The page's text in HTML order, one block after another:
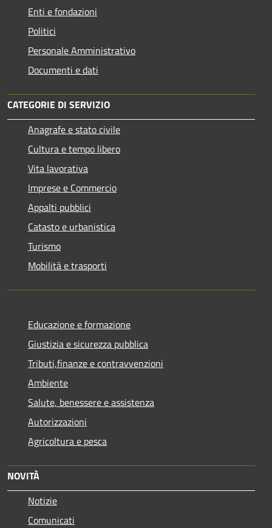
Enti e fondazioni
Politici
Personale Amministrativo
Documenti e dati
CATEGORIE DI SERVIZIO
Anagrafe e stato civile
Cultura e tempo libero
Vita lavorativa
Imprese e Commercio
Appalti pubblici
Catasto e urbanistica
Turismo
Mobilità e trasporti
Educazione e formazione
Giustizia e sicurezza pubblica
Tributi,finanze e contravvenzioni
Ambiente
Salute, benessere e assistenza
Autorizzazioni
Agricoltura e pesca
NOVITÀ
Notizie
Comunicati